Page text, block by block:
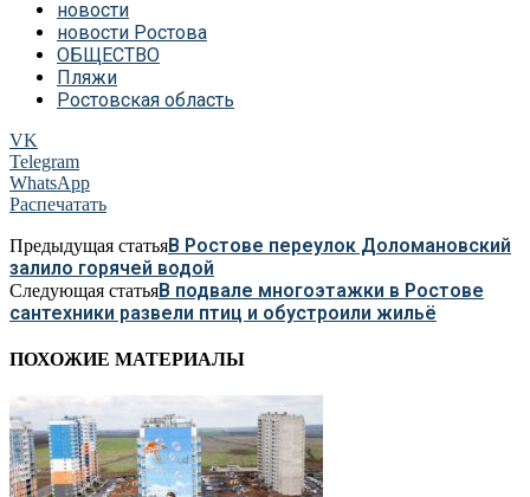
новости
новости Ростова
ОБЩЕСТВО
Пляжи
Ростовская область
VK
Telegram
WhatsApp
Распечатать
Предыдущая статьяВ Ростове переулок Доломановский
залило горячей водой
Следующая статьяВ подвале многоэтажки в Ростове
сантехники развели птиц и обустроили жильё
ПОХОЖИЕ МАТЕРИАЛЫ